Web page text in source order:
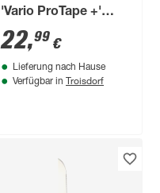
'Vario ProTape +'
1250 x 2,4 cm
22,99 €
Lieferung nach Hause
Verfügbar in Troisdorf